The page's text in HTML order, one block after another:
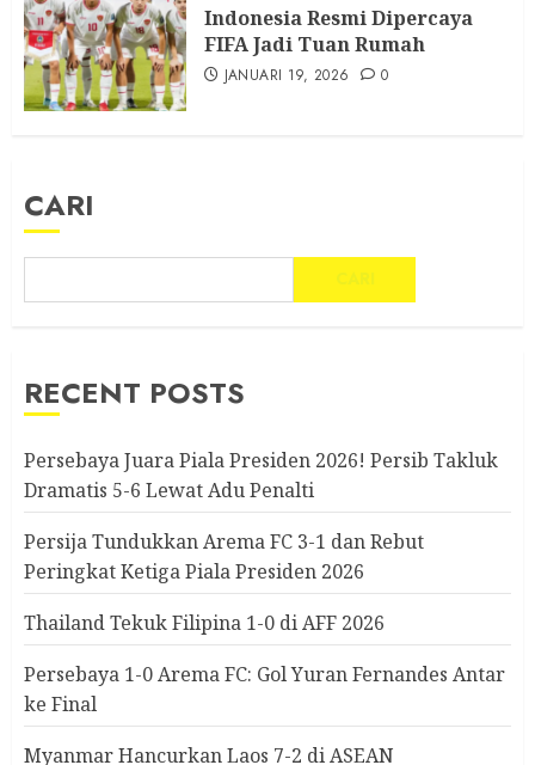
Indonesia Resmi Dipercaya
FIFA Jadi Tuan Rumah
JANUARI 19, 2026 0
CARI
RECENT POSTS
Persebaya Juara Piala Presiden 2026! Persib Takluk
Dramatis 5-6 Lewat Adu Penalti
Persija Tundukkan Arema FC 3-1 dan Rebut
Peringkat Ketiga Piala Presiden 2026
Thailand Tekuk Filipina 1-0 di AFF 2026
Persebaya 1-0 Arema FC: Gol Yuran Fernandes Antar
ke Final
Myanmar Hancurkan Laos 7-2 di ASEAN